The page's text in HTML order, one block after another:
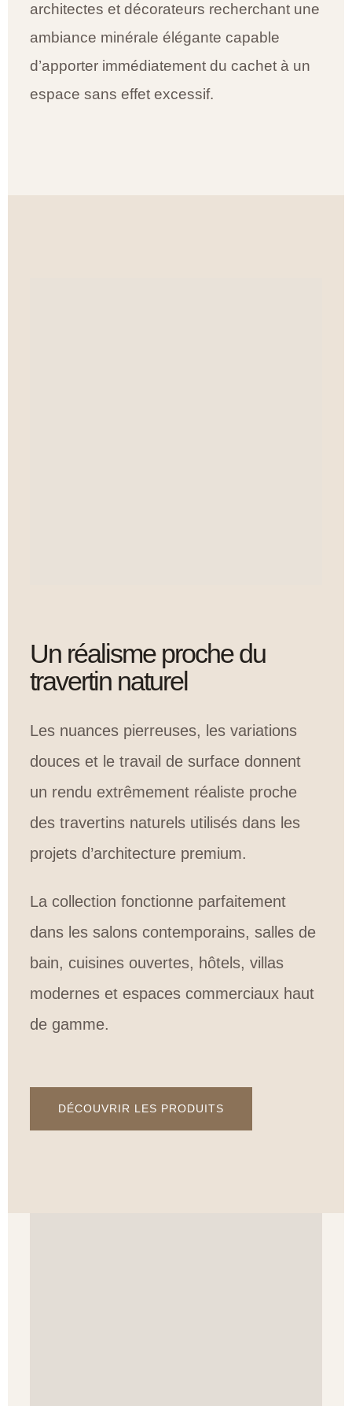
architectes et décorateurs recherchant une
ambiance minérale élégante capable
d’apporter immédiatement du cachet à un
espace sans effet excessif.
Un réalisme proche du
travertin naturel
Les nuances pierreuses, les variations
douces et le travail de surface donnent
un rendu extrêmement réaliste proche
des travertins naturels utilisés dans les
projets d’architecture premium.
La collection fonctionne parfaitement
dans les salons contemporains, salles de
bain, cuisines ouvertes, hôtels, villas
modernes et espaces commerciaux haut
de gamme.
DÉCOUVRIR LES PRODUITS